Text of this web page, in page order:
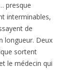
presque
interminables,
de
longueur. Deux
sortent
le médecin qui